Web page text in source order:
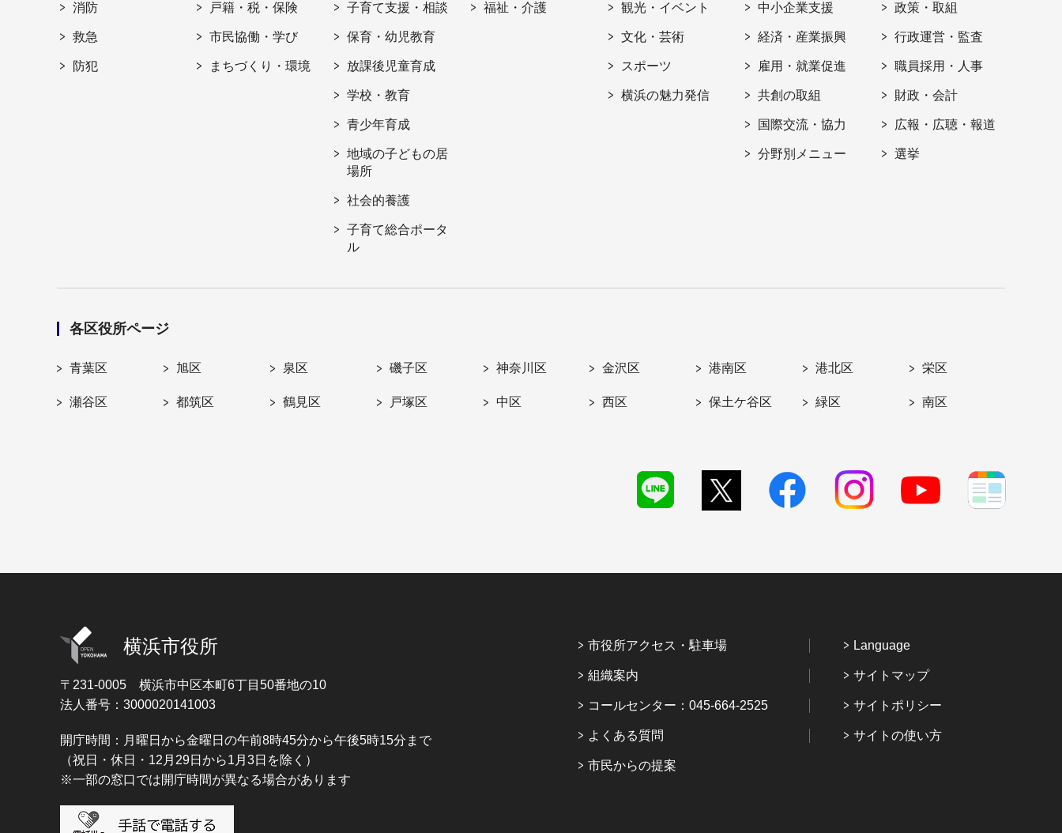
消防
救急
防犯
戸籍・税・保険
市民協働・学び
まちづくり・環境
子育て支援・相談
保育・幼児教育
放課後児童育成
学校・教育
青少年育成
地域の子どもの居
場所
社会的養護
子育て総合ポータ
ル
福祉・介護 観光・イベント
文化・芸術
スポーツ
横浜の魅力発信
中小企業支援
経済・産業振興
雇用・就業促進
共創の取組
国際交流・協力
分野別メニュー
政策・取組
行政運営・監査
職員採用・人事
財政・会計
広報・広聴・報道
選挙
各区役所ページ
青葉区 旭区 泉区 磯子区 神奈川区 金沢区 港南区 港北区 栄区
瀬谷区 都筑区 鶴見区 戸塚区 中区 西区 保土ケ谷区 緑区 南区
横浜市役所
〒231-0005 横浜市中区本町6丁目50番地の10
法人番号：3000020141003
開庁時間：月曜日から金曜日の午前8時45分から午後5時15分まで
（祝日・休日・12月29日から1月3日を除く）
※一部の窓口では開庁時間が異なる場合があります
市役所アクセス・駐車場
組織案内
コールセンター：045-664-2525
よくある質問
市民からの提案
Language
サイトマップ
サイトポリシー
サイトの使い方